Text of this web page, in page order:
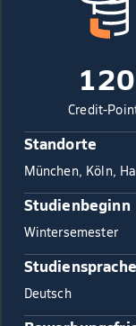
120
Credit-
Standorte
München, Köln,
Studienbeginn
Wintersemester
Studiensprache
Deutsch